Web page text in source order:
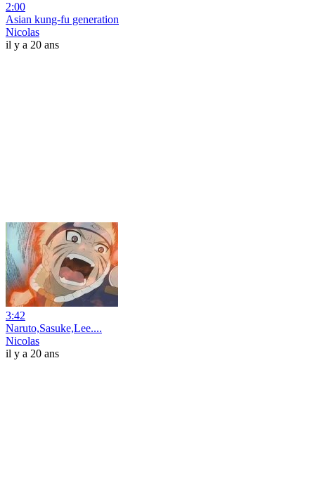
2:00
Asian kung-fu generation
Nicolas
il y a 20 ans
3:42
Naruto,Sasuke,Lee....
Nicolas
il y a 20 ans